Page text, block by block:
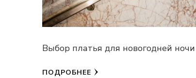
Выбор платья для новогодней
ПОДРОБНЕЕ